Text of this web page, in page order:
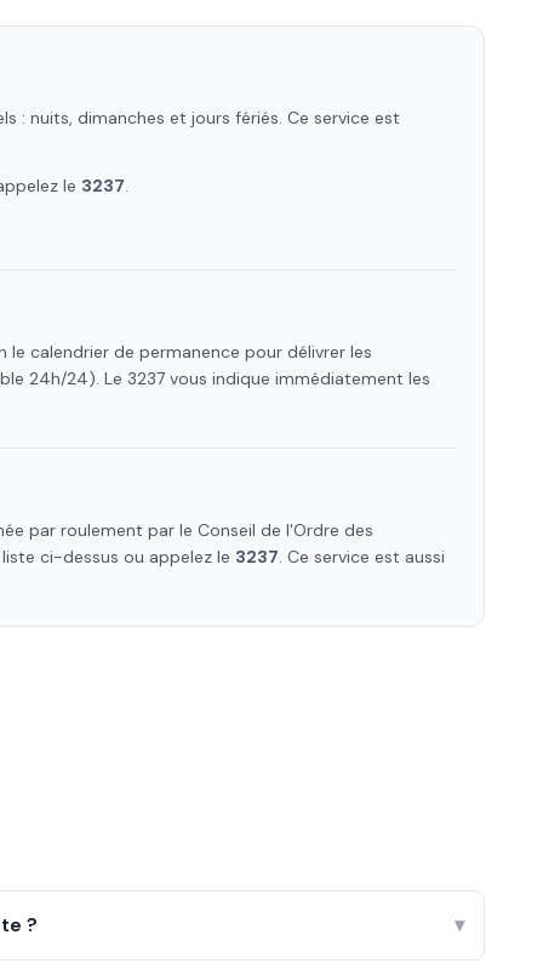
: nuits, dimanches et jours fériés. Ce service est
le 3237.
calendrier de permanence pour délivrer les
24h/24). Le 3237 vous indique immédiatement les
par roulement par le Conseil de l'Ordre des
ci-dessus ou appelez le 3237. Ce service est aussi
? ▾